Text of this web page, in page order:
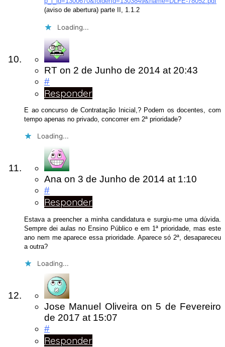
(aviso de abertura) parte II, 1.1.2
Loading...
RT on 2 de Junho de 2014 at 20:43
#
Responder
E ao concurso de Contratação Inicial,? Podem os docentes, com
tempo apenas no privado, concorrer em 2ª prioridade?
Loading...
Ana on 3 de Junho de 2014 at 1:10
#
Responder
Estava a preencher a minha candidatura e surgiu-me uma dúvida.
Sempre dei aulas no Ensino Público e em 1ª prioridade, mas este
ano nem me aparece essa prioridade. Aparece só 2ª, desapareceu
a outra?
Loading...
Jose Manuel Oliveira on 5 de Fevereiro
de 2017 at 15:07
#
Responder